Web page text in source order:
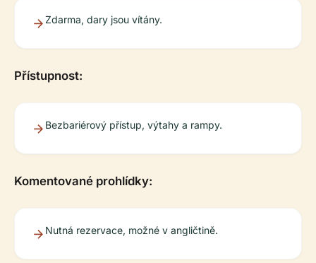
Zdarma, dary jsou vítány.
Přístupnost:
Bezbariérový přístup, výtahy a rampy.
Komentované prohlídky:
Nutná rezervace, možné v angličtině.